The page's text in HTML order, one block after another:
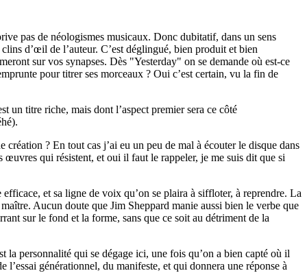
pas de néologismes musicaux. Donc dubitatif, dans un sens
d’œil de l’auteur. C’est déglingué, bien produit et bien
sur vos synapses. Dès "Yesterday" on se demande où est-ce
pour titrer ses morceaux ? Oui c’est certain, vu la fin de
un titre riche, mais dont l’aspect premier sera ce côté
? En tout cas j’ai eu un peu de mal à écouter le disque dans
œuvres qui résistent, et oui il faut le rappeler, je me suis dit que si
et sa ligne de voix qu’on se plaira à siffloter, à reprendre. La
Aucun doute que Jim Sheppard manie aussi bien le verbe que
sur le fond et la forme, sans que ce soit au détriment de la
la personnalité qui se dégage ici, une fois qu’on a bien capté où il
générationnel, du manifeste, et qui donnera une réponse à